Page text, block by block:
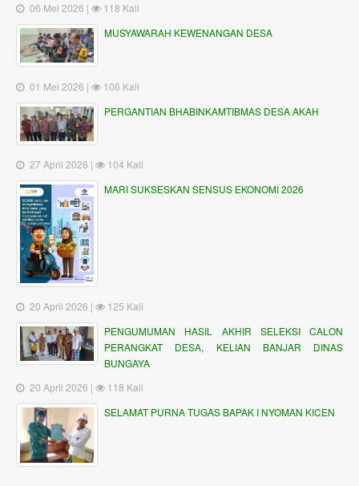
06 Mei 2026 |
118 Kali
MUSYAWARAH KEWENANGAN DESA
01 Mei 2026 |
106 Kali
PERGANTIAN BHABINKAMTIBMAS DESA AKAH
27 April 2026 |
104 Kali
MARI SUKSESKAN SENSUS EKONOMI 2026
20 April 2026 |
125 Kali
PENGUMUMAN HASIL AKHIR SELEKSI CALON
PERANGKAT DESA, KELIAN BANJAR DINAS
BUNGAYA
20 April 2026 |
118 Kali
SELAMAT PURNA TUGAS BAPAK I NYOMAN KICEN